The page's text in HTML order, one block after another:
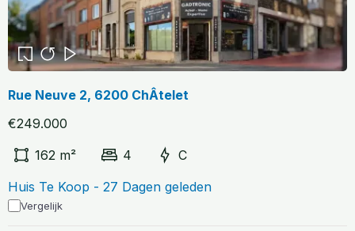
Rue Neuve 2, 6200 ChÂtelet
€249.000
162 m²
4
C
Huis Te Koop - 27 Dagen geleden
Vergelijk